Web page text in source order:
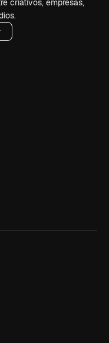
criativos, empresas,